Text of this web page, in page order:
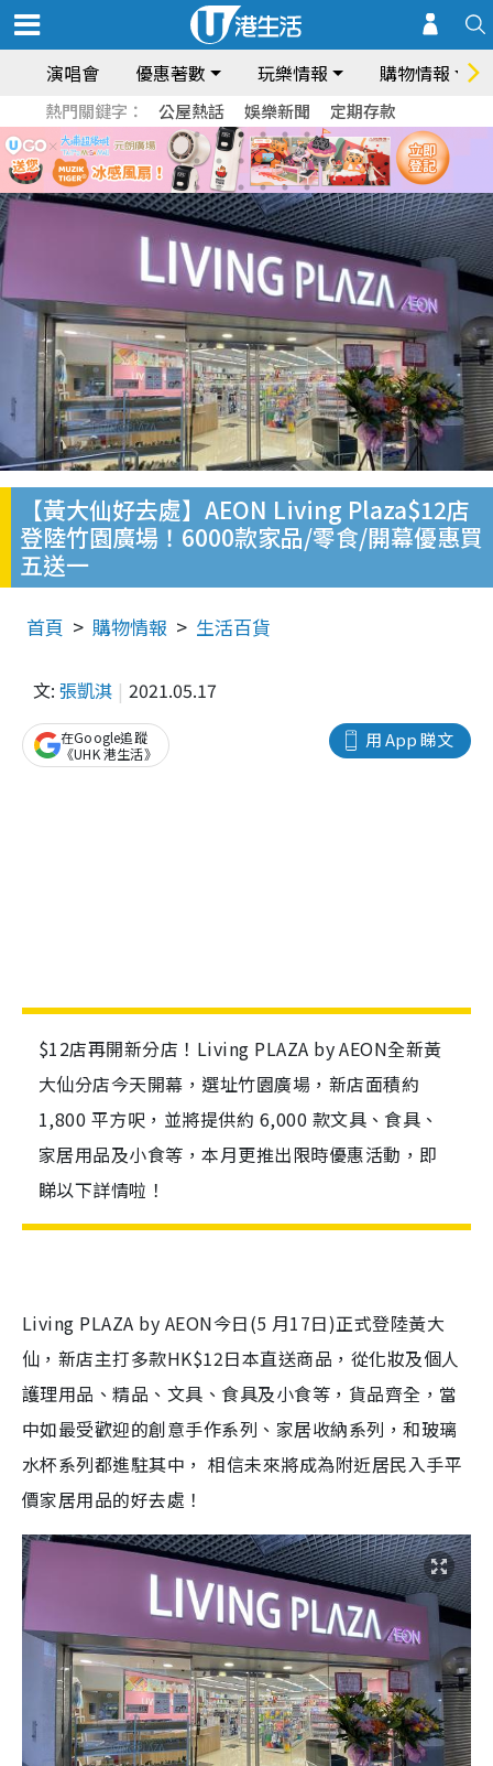
演唱會 優惠著數 玩樂情報 購物情報
熱門關鍵字： 公屋熱話 娛樂新聞 定期存款
【黃大仙好去處】AEON Living Plaza$12店
登陸竹園廣場！6000款家品/零食/開幕優惠買
五送一
首頁 購物情報 生活百貨
文: 張凱淇 2021.05.17
用 App 睇文
在Google追蹤
《UHK 港生活》
$12店再開新分店！Living PLAZA by AEON全新黃
大仙分店今天開幕，選址竹園廣場，新店面積約
1,800 平方呎，並將提供約 6,000 款文具、食具、
家居用品及小食等，本月更推出限時優惠活動，即
睇以下詳情啦！
Living PLAZA by AEON今日(5 月17日)正式登陸黃大
仙，新店主打多款HK$12日本直送商品，從化妝及個人
護理用品、精品、文具、食具及小食等，貨品齊全，當
中如最受歡迎的創意手作系列、家居收納系列，和玻璃
水杯系列都進駐其中， 相信未來將成為附近居民入手平
價家居用品的好去處！